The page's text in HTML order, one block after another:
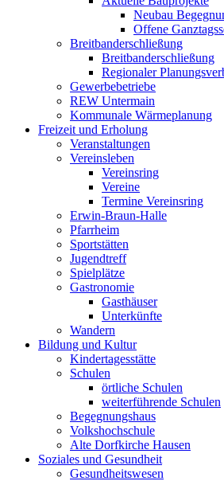
Neubau
Offene
Breitbanderschließung
Breitbanderschließung
Regionaler
Gewerbebetriebe
REW Untermain
Kommunale Wärmeplanung
Freizeit und Erholung
Veranstaltungen
Vereinsleben
Vereinsring
Vereine
Termine Vereinsring
Erwin-Braun-Halle
Pfarrheim
Sportstätten
Jugendtreff
Spielplätze
Gastronomie
Gasthäuser
Unterkünfte
Wandern
Bildung und Kultur
Kindertagesstätte
Schulen
örtliche Schulen
weiterführende Schulen
Begegnungshaus
Volkshochschule
Alte Dorfkirche Hausen
Soziales und Gesundheit
Gesundheitswesen